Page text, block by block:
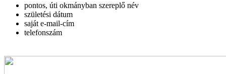
pontos, úti okmányban szereplő név
születési dátum
saját e-mail-cím
telefonszám